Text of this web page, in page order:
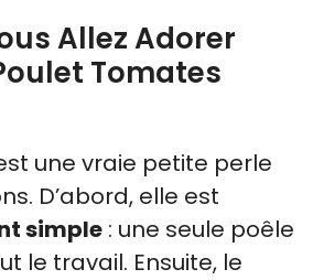
Allez Adorer
Tomates
une vraie petite perle
D’abord, elle est
simple : une seule poêle
le travail. Ensuite, le